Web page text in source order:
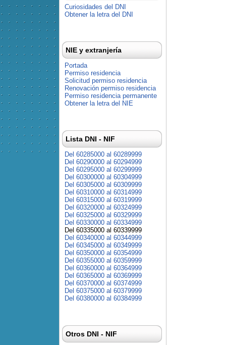
Curiosidades del DNI
Obtener la letra del DNI
NIE y extranjería
Portada
Permiso residencia
Solicitud permiso residencia
Renovación permiso residencia
Permiso residencia permanente
Obtener la letra del NIE
Lista DNI - NIF
Del 60285000 al 60289999
Del 60290000 al 60294999
Del 60295000 al 60299999
Del 60300000 al 60304999
Del 60305000 al 60309999
Del 60310000 al 60314999
Del 60315000 al 60319999
Del 60320000 al 60324999
Del 60325000 al 60329999
Del 60330000 al 60334999
Del 60335000 al 60339999
Del 60340000 al 60344999
Del 60345000 al 60349999
Del 60350000 al 60354999
Del 60355000 al 60359999
Del 60360000 al 60364999
Del 60365000 al 60369999
Del 60370000 al 60374999
Del 60375000 al 60379999
Del 60380000 al 60384999
Otros DNI - NIF